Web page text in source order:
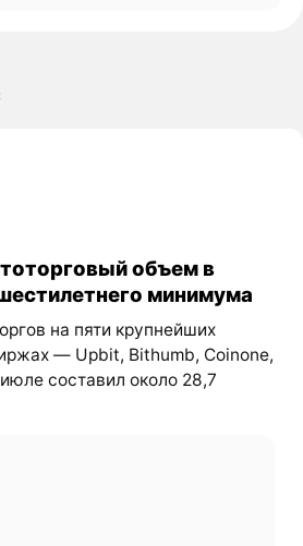
объем в
минимума
на пяти крупнейших
— Upbit, Bithumb, Coinone,
составил около 28,7